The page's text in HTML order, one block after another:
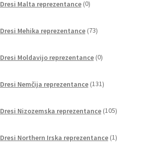
Dresi Malta reprezentance 0izdelkov
Dresi Mehika reprezentance 73izdelkov
Dresi Moldavijo reprezentance 0izdelkov
Dresi Nemčija reprezentance 131izdelkov
Dresi Nizozemska reprezentance 105izdelkov
Dresi Northern Irska reprezentance 1izdelek